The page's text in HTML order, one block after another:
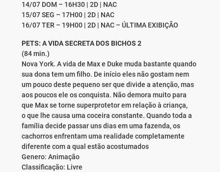
14/07 DOM – 16H30 | 2D | NAC
15/07 SEG – 17H00 | 2D | NAC
16/07 TER – 19H00 | 2D | NAC – ÚLTIMA EXIBIÇÃO
PETS: A VIDA SECRETA DOS BICHOS 2
(84 min.)
Nova York. A vida de Max e Duke muda bastante quando
sua dona tem um filho. De início eles não gostam nem
um pouco deste pequeno ser que divide a atenção, mas
aos poucos ele os conquista. Não demora muito para
que Max se torne superprotetor em relação à criança,
o que lhe causa uma coceira constante. Quando toda a
família decide passar uns dias em uma fazenda, os
cachorros enfrentam uma realidade completamente
diferente com a qual estão acostumados
Genero: Animação
Classificação: Livre